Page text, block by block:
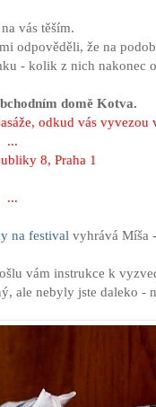
vás těším.
odpověděli, že na
- kolik z nich nakonec
domě Kotva.
odkud vás
...
8, Praha 1
...
na festival vyhrává Míša
vám instrukce k
ale nebyly jste daleko -